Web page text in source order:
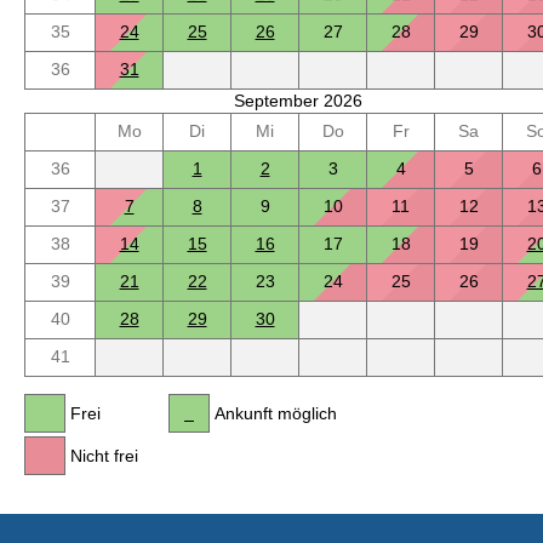
35
24 25 26 27 28 29
36
31
September 2026
Mo
Di Mi Do Fr Sa
36
1 2 3 4 5
6
37
7 8 9 10 11 12
38
14 15 16 17 18 19
39
21 22 23 24 25 26
40
28 29
30
41
Frei
Nicht frei
Ankunft möglich